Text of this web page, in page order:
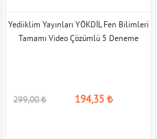
Yediiklim Yayınları YÖKDİL Fen Bilimleri
Tamamı Video Çözümlü 5 Deneme
299,00₺ 194,35 ₺